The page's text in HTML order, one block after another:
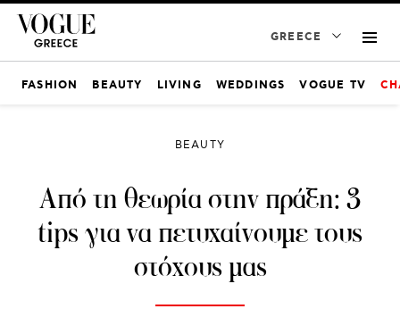
GREECE
FASHION BEAUTY LIVING WEDDINGS VOGUE TV
BEAUTY
Από τη θεωρία στην πράξη: 3
tips για να πετυχαίνουμε τους
στόχους μας